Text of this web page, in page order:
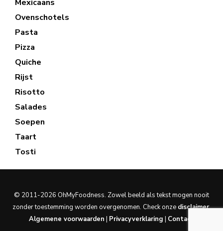
Mexicaans
Ovenschotels
Pasta
Pizza
Quiche
Rijst
Risotto
Salades
Soepen
Taart
Tosti
© 2011-2026 OhMyFoodness. Zowel beeld als tekst mogen nooit
zonder toestemming worden overgenomen. Check onze disclaimer.
Algemene voorwaarden | Privacyverklaring | Contact